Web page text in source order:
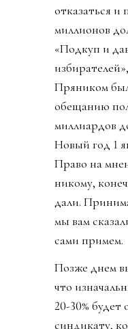
бред.
диктатора.
Источник
@fifaworldcup
День 1.
сбросил
организации